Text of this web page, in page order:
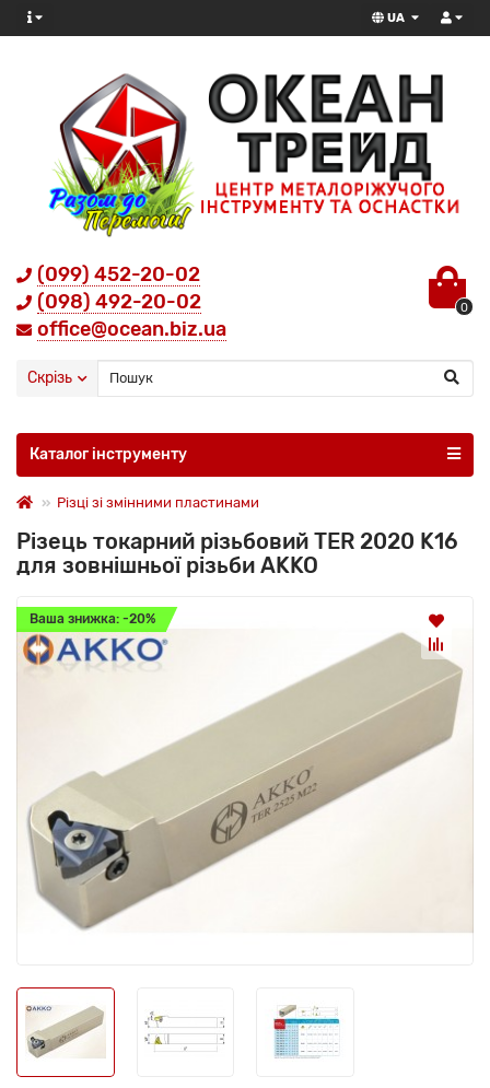
UA
(099) 452-20-02
(098) 492-20-02
office@ocean.biz.ua
0
Скрізь
Каталог інструменту
Різці зі змінними пластинами
Різець токарний різьбовий TER 2020 K16
для зовнішньої різьби AKKO
Ваша знижка: -20%